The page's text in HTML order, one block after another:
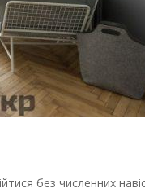
без численних